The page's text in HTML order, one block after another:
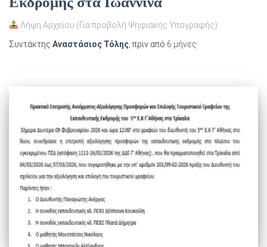
Λήψη Αρχείου (Για προβολή Ψηφιακής Υπογραφής)
Συντάκτης Αναστάσιος Τόλης , πριν από 6 μήνες